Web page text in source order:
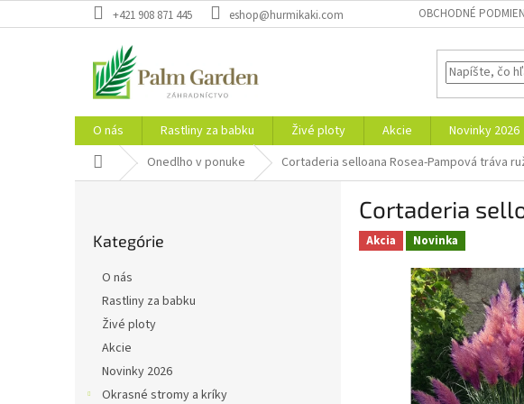
na
+421 908 871 445 eshop@hurmikaki.com OBCHODNÉ
O nás Rastliny za babku Živé ploty Akcie Novinky 2026
Domov Onedlho v ponuke Cortaderia selloana Rosea-Pampová tráva
kategórie
Kategórie
O nás
Rastliny za babku
Živé ploty
Akcie
Novinky 2026
Okrasné stromy a kríky
Cortaderia
Akcia Novinka